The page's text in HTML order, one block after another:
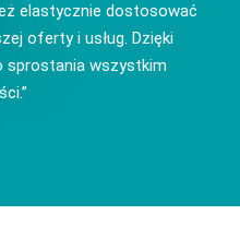
elastycznie dostosować
oferty i usług. Dzięki
sprostania wszystkim